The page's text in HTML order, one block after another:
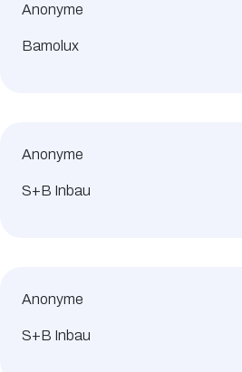
Anonyme
Bamolux
Anonyme
S+B Inbau
Anonyme
S+B Inbau